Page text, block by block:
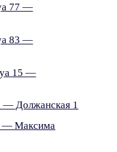
77 —
83 —
15 —
— Должанская 1
— Максима